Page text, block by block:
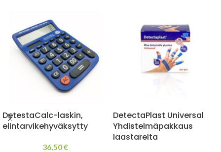
DetestaCalc-laskin,
elintarvikehyväksytty
36,50€
DetectaPlast Universal
Yhdistelmäpakkaus
laastareita